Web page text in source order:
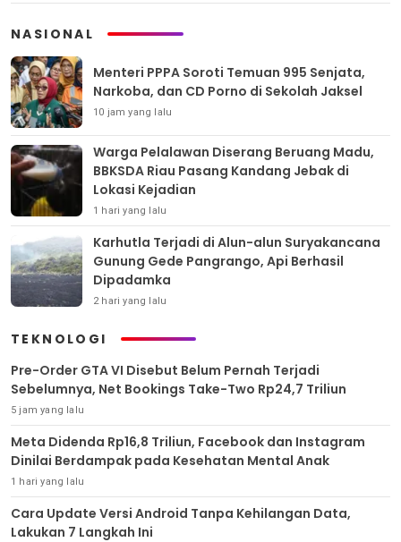
NASIONAL
Menteri PPPA Soroti Temuan 995 Senjata,
Narkoba, dan CD Porno di Sekolah Jaksel
10 jam yang lalu
Warga Pelalawan Diserang Beruang Madu,
BBKSDA Riau Pasang Kandang Jebak di
Lokasi Kejadian
1 hari yang lalu
Karhutla Terjadi di Alun-alun Suryakancana
Gunung Gede Pangrango, Api Berhasil
Dipadamka
2 hari yang lalu
TEKNOLOGI
Pre-Order GTA VI Disebut Belum Pernah Terjadi
Sebelumnya, Net Bookings Take-Two Rp24,7 Triliun
5 jam yang lalu
Meta Didenda Rp16,8 Triliun, Facebook dan Instagram
Dinilai Berdampak pada Kesehatan Mental Anak
1 hari yang lalu
Cara Update Versi Android Tanpa Kehilangan Data,
Lakukan 7 Langkah Ini